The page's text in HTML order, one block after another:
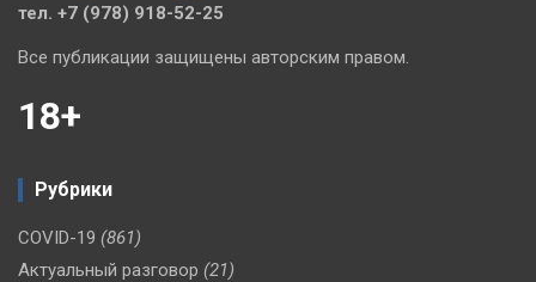
тел. +7 (978) 918-52-25
Все публикации защищены авторским правом.
18+
Рубрики
COVID-19 (861)
Актуальный разговор (21)